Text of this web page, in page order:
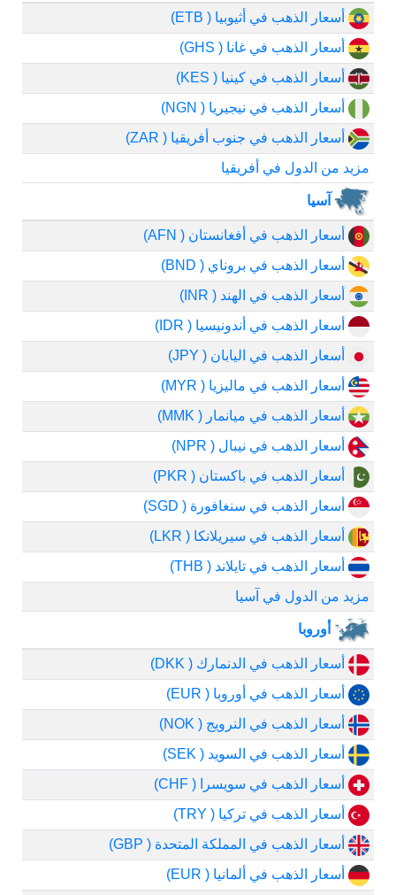
أسعار الذهب في أثيوبيا ( ETB)
أسعار الذهب في غانا ( GHS)
أسعار الذهب في كينيا ( KES)
أسعار الذهب في نيجيريا ( NGN)
أسعار الذهب في جنوب أفريقيا ( ZAR)
مزيد من الدول في أفريقيا
آسيا
أسعار الذهب في أفغانستان ( AFN)
أسعار الذهب في بروناي ( BND)
أسعار الذهب في الهند ( INR)
أسعار الذهب في أندونيسيا ( IDR)
أسعار الذهب في اليابان ( JPY)
أسعار الذهب في ماليزيا ( MYR)
أسعار الذهب في ميانمار ( MMK)
أسعار الذهب في نيبال ( NPR)
أسعار الذهب في باكستان ( PKR)
أسعار الذهب في سنغافورة ( SGD)
أسعار الذهب في سيريلانكا ( LKR)
أسعار الذهب في تايلاند ( THB)
مزيد من الدول في آسيا
أوروبا
أسعار الذهب في الدنمارك ( DKK)
أسعار الذهب في أوروبا ( EUR)
أسعار الذهب في النرويج ( NOK)
أسعار الذهب في السويد ( SEK)
أسعار الذهب في سويسرا ( CHF)
أسعار الذهب في تركيا ( TRY)
أسعار الذهب في المملكة المتحدة ( GBP)
أسعار الذهب في ألمانيا ( EUR)